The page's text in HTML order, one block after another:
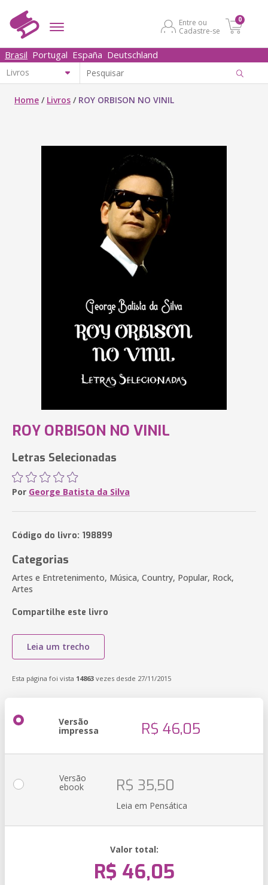
Entre ou
Cadastre-se
0
Brasil Portugal España Deutschland
Home / Livros / ROY ORBISON NO VINIL
ROY ORBISON NO VINIL
Letras Selecionadas
Por George Batista da Silva
Código do livro: 198899
Categorias
Artes e Entretenimento, Música, Country, Popular, Rock,
Artes
Compartilhe este livro
Leia um trecho
Esta página foi vista 14863 vezes desde 27/11/2015
Versão
impressa R$ 46,05
Versão
ebook R$ 35,50
Leia em Pensática
Valor total:
R$ 46,05